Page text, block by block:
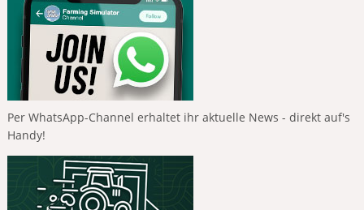
Per WhatsApp-Channel erhaltet ihr aktuelle News - direkt auf's
Handy!